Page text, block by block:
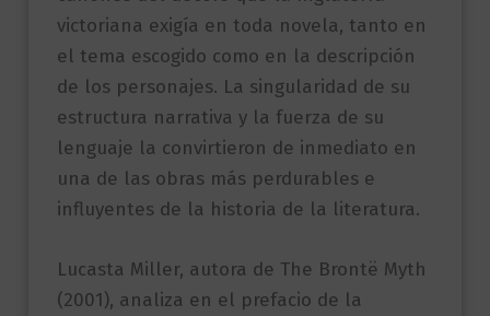
victoriana exigía en toda novela, tanto en
el tema escogido como en la descripción
de los personajes. La singularidad de su
estructura narrativa y la fuerza de su
lenguaje la convirtieron de inmediato en
una de las obras más perdurables e
influyentes de la historia de la literatura.
Lucasta Miller, autora de The Brontë Myth
(2001), analiza en el prefacio de la